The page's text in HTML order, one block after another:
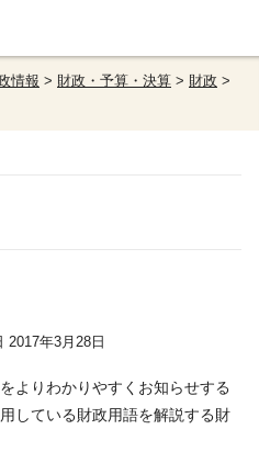
情報 > 財政・予算・決算 > 財政 >
年3月28日
よりわかりやすくお知らせする
している財政用語を解説する財